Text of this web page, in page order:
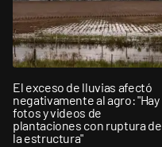
El exceso de lluvias afectó
negativamente al agro: "Hay
fotos y videos de
plantaciones con ruptura de
la estructura"